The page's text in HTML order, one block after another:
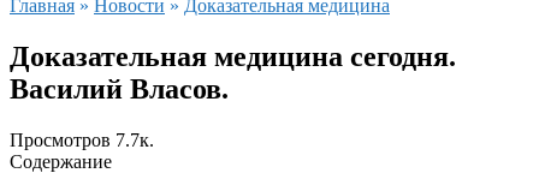
Главная » Новости » Доказательная медицина
Доказательная медицина сегодня.
Василий Власов.
Просмотров 7.7к.
Содержание